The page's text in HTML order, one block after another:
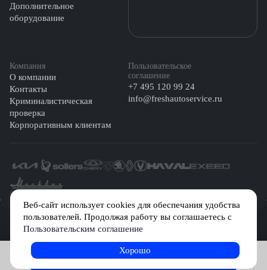
Записаться на услугу
Веб-сайт использует cookies для обеспечания удобства
пользователей. Продолжая работу вы соглашаетесь с
Пользовательским соглашение
Хорошо
Дополнительное
оборудование
Компания
О компании
Контакты
Криминалистическая
проверка
Корпоративным клиентам
Пользовательское
соглашение
+7 495 120 99 24
info@freshautoservice.ru
©️ 2026 Fresh Auto
Сетевое издание «Первый автомобильный маркетплейс» зарегистрировано
Решением Федеральной службы по надзору в сфере связи, информационных
технологий и массовых коммуникаций (Роскомнадзор) № Эл № ФС77-84512 от
29 декабря 2022 г.
Учредитель: Общество с ограниченной ответственностью «МБ-Авто»
Главный редактор: Камышникова Анастасия Игоревна